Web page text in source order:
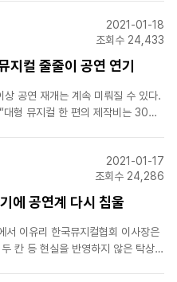
2021-01-18
조회수 24,433
컬 줄줄이 공연 연기
공연 재개는 계속 미뤄질 수 있다.
형 뮤지컬 한 편의 제작비는 30억
지 않기 때..
2021-01-17
조회수 24,286
에 공연계 다시 침울
서 이유리 한국뮤지컬협회 이사장은
칸 등 현실을 반영하지 않은 탁상행